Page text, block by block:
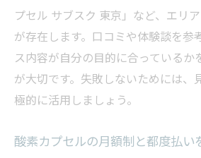
プセル サブスク 東京」など、エリ
が存在します。口コミや体験談を参
ス内容が自分の目的に合っているか
が大切です。失敗しないためには、
極的に活用しましょう。
酸素カプセルの月額制と都度払い